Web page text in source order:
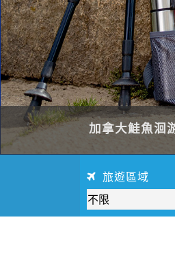
加拿大鮭魚洄
旅遊區域